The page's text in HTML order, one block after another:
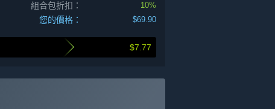
10%
組合包折扣：
$69.90
您的價格：
$7.77